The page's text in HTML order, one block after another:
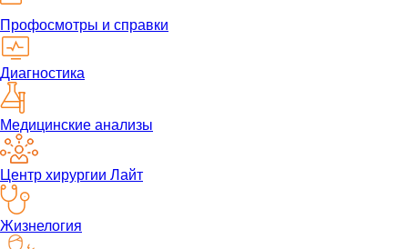
Профосмотры и справки
Диагностика
Медицинские анализы
Центр хирургии Лайт
Жизнелогия